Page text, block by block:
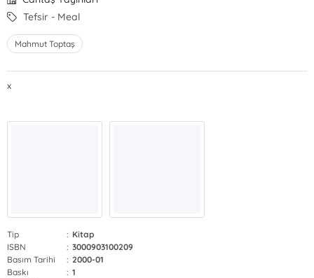
Tefsir - Meal
Mahmut Toptaş
x
Tip : Kitap
ISBN
: 3000903100209
Basım Tarihi
: 2000-01
Baskı
: 1